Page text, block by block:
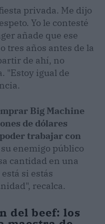
privada. Me dijo
Yo le contesté
añade que ese
tres años antes de la
de ahí, no
"Estoy igual de
Big Machine
de dólares
trabajar con
enemigo público
cantidad en una
si estás
recalca.
del beef: los